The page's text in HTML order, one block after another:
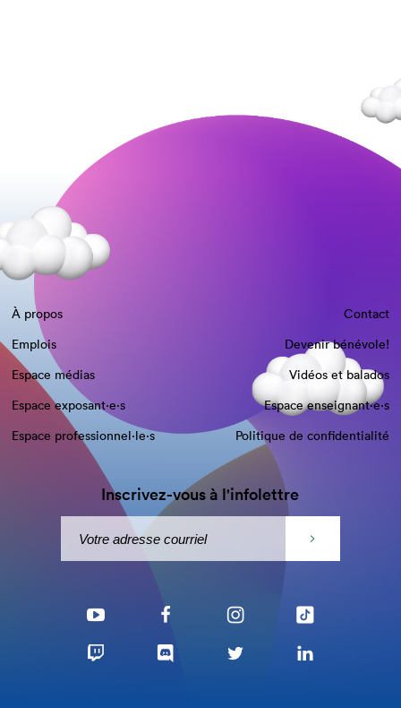
À propos
Contact
Emplois
Devenir bénévole!
Espace médias
Vidéos et balados
Espace exposant·e⋅s
Espace enseignant·e⋅s
Espace professionnel·le⋅s
Politique de confidentialité
Inscrivez-vous à l'infolettre